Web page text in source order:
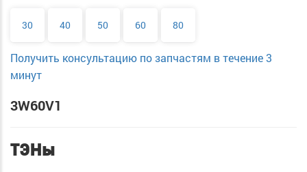
30 40 50 60 80
Получить консультацию по запчастям в течение 3
минут
3W60V1
ТЭНы